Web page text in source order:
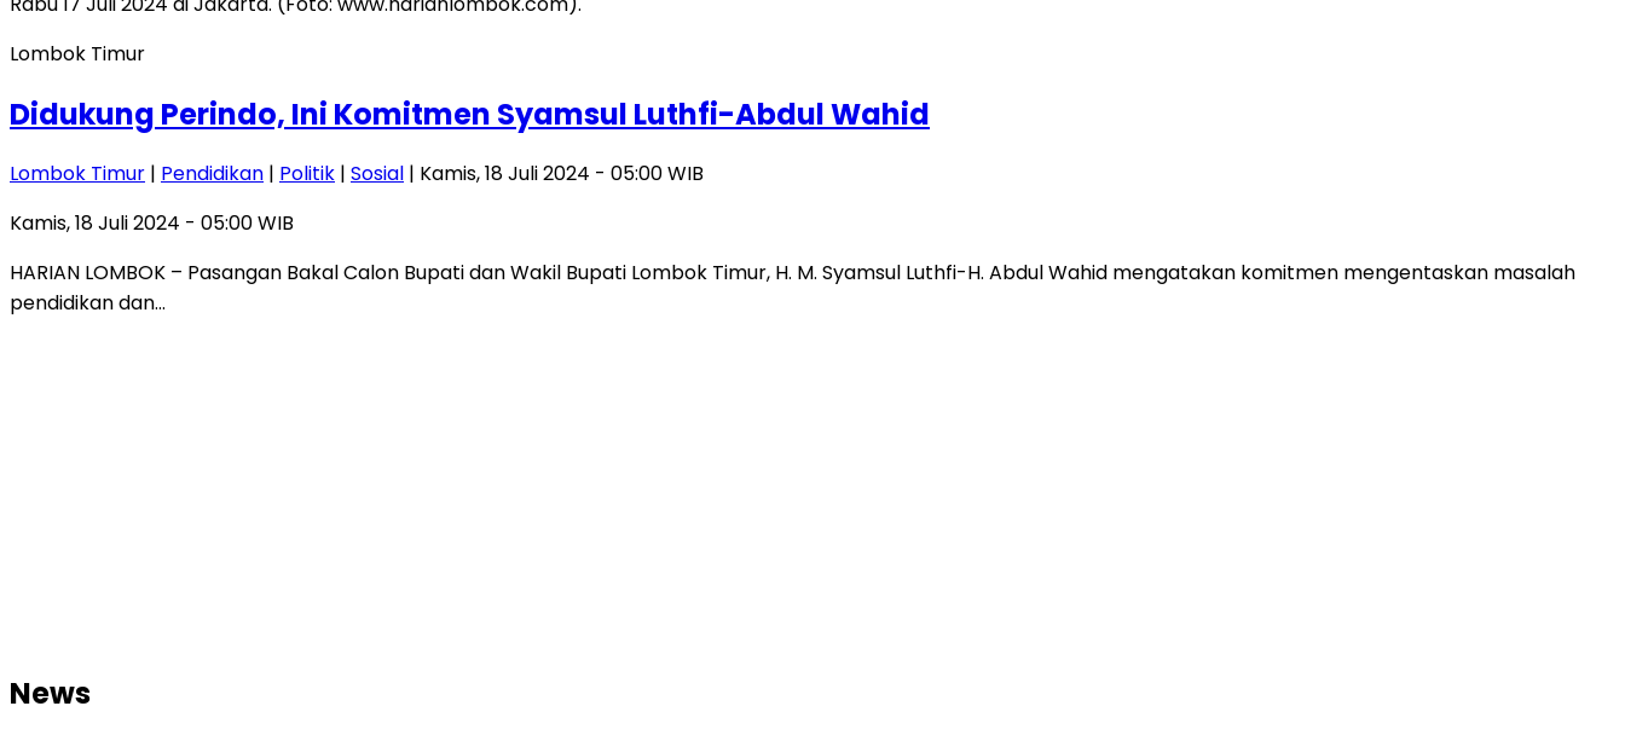
Lombok Timur
Didukung Perindo, Ini Komitmen Syamsul Luthfi-Abdul Wahid
Lombok Timur | Pendidikan | Politik | Sosial | Kamis, 18 Juli 2024 - 05:00 WIB
Kamis, 18 Juli 2024 - 05:00 WIB
HARIAN LOMBOK – Pasangan Bakal Calon Bupati dan Wakil Bupati Lombok Timur, H. M. Syamsul Luthfi-H. Abdul Wahid mengatakan komitmen mengentaskan masalah
pendidikan dan…
News